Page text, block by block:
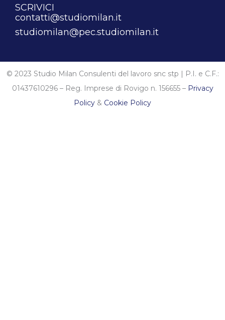
SCRIVICI
contatti@studiomilan.it
studiomilan@pec.studiomilan.it
© 2023 Studio Milan Consulenti del lavoro snc stp | P.I. e C.F.:
01437610296 – Reg. Imprese di Rovigo n. 156655 – Privacy
Policy & Cookie Policy